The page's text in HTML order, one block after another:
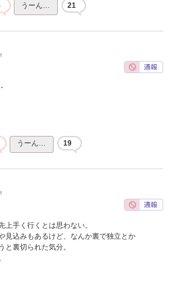
うーん… 21
うーん… 19
上手く行くとは思わない。
見込みもあるけど、なんか裏で独立とか
と裏切られた気分。